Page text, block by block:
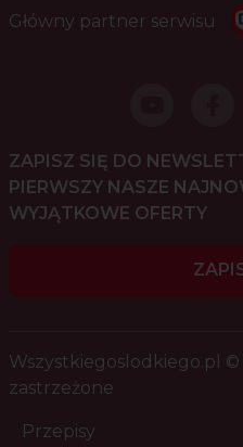
Główny partner serwisu
ZAPISZ SIĘ DO
PIERWSZY NASZE
WYJĄTKOWE OFERTY
Wszystkiegoslodkiego.pl
zastrzeżone
Przepisy